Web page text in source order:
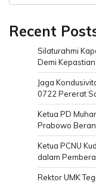
Recent
Silaturahmi
Demi
Jaga
0722 Pererat
Ketua PD
Prabowo
Ketua PCNU
dalam
Rektor UMK